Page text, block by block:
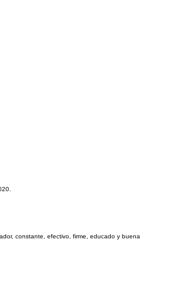
constante, efectivo, firme, educado y buena